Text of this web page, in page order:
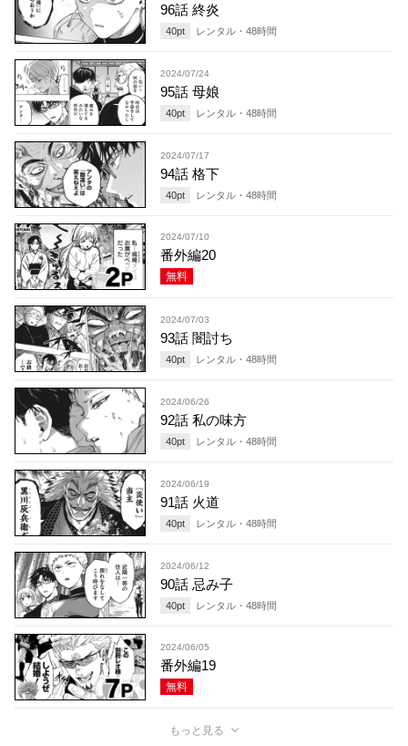
96話 終炎
40pt レンタル・ 48時間
2024/07/24
95話 母娘
40pt レンタル・ 48時間
2024/07/17
94話 格下
40pt レンタル・ 48時間
2024/07/10
番外編20
無料
2024/07/03
93話 闇討ち
40pt レンタル・ 48時間
2024/06/26
92話 私の味方
40pt レンタル・ 48時間
2024/06/19
91話 火道
40pt レンタル・ 48時間
2024/06/12
90話 忌み子
40pt レンタル・ 48時間
2024/06/05
番外編19
無料
もっと見る